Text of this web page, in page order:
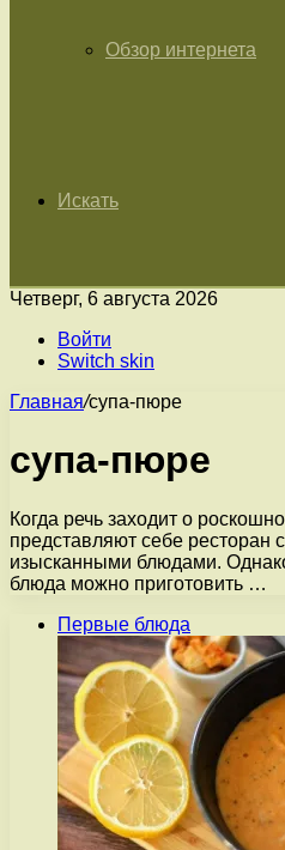
Обзор интернета
Искать
Четверг, 6 августа 2026
Войти
Switch skin
Главная/супа-пюре
супа-пюре
Когда речь заходит о
представляют себе ресторан
изысканными блюдами.
блюда можно приготовить …
Первые блюда